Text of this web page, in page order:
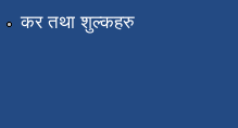
कर तथा शुल्कहरु